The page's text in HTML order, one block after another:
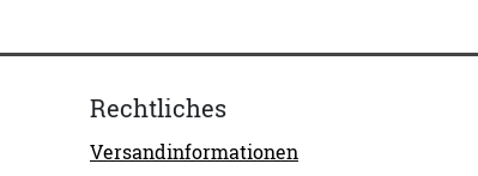
Rechtliches
Versandinformationen